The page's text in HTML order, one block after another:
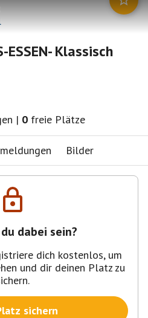
ESSEN- Klassisch
| 0 freie Plätze
Bilder
dabei sein?
dich kostenlos, um
und dir deinen Platz zu
sichern